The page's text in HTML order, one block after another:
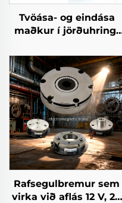
Tvöása- og eindása
maðkur í jörðuhringi
deili, 24 V,
spennustýring 2,5–40
kg
Rafsegulbremur sem
virka við aflás 12 V, 24